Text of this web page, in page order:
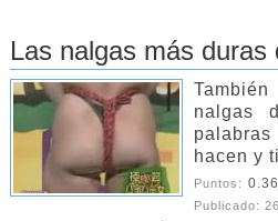
Las nalgas más duras
nalgas
hacen y
Puntos:
Publicado: